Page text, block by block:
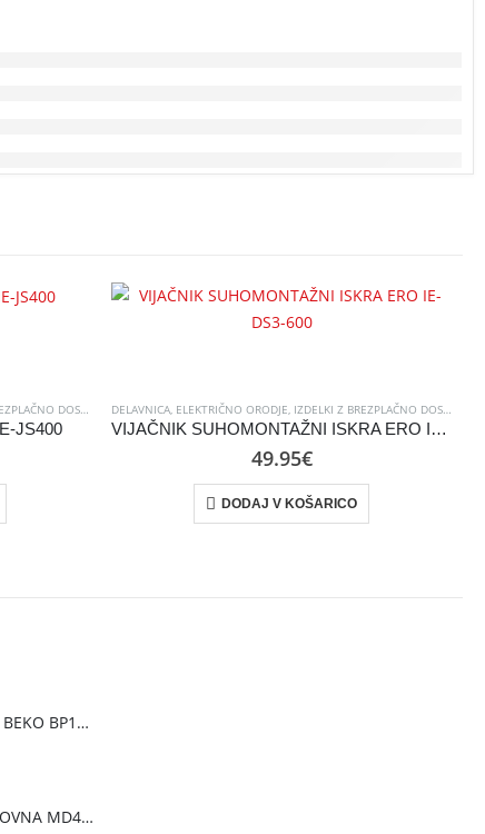
DOSTAVO ,ORODJE,PO NOVOLETNA RAZPRODAJA,ŽAGE IN SEKIRE
JS400
DELAVNICA, ELEKTRIČNO ORODJE, IZDELKI Z BREZPLAČNO DOSTAVO
VIJAČNIK SUHOMONTAŽNI ISKRA ERO IE-DS3-600
49.95€
DODAJ V KOŠARICO
PRENOSNA KLIMA BEKO BP1125H
PEČICA MIKROVALOVNA MD40 [20 L, 700W, 8 prog., bela ]